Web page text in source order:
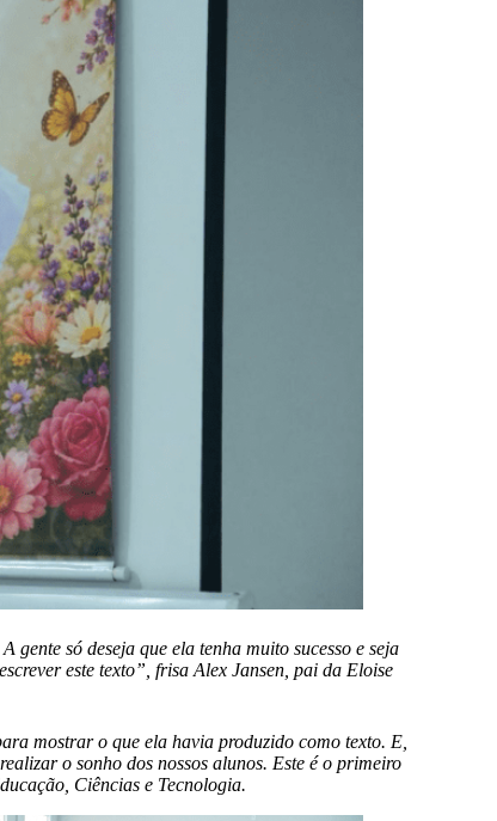
gente só deseja que ela tenha muito sucesso e seja
este texto”, frisa Alex Jansen, pai da Eloise
mostrar o que ela havia produzido como texto. E,
o sonho dos nossos alunos. Este é o primeiro
Ciências e Tecnologia.